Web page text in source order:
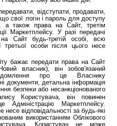
відступати, продавати,
свої логін і пароль для доступу
а також права на Сайт, третім
Маркетплейсу. У разі передачі
Сайт будь-третій особі, всю
третьої особи після цього несе
бажає передати права на Сайт
власник), він зобов'язаний
про це Власнику
документи, детальна інформація
безпеки або несанкціонованого
Користувача, він повинен
Адміністрацію Маркетплейсу.
несе відповідальності за будь-які
використанням Облікового
Користувач не може